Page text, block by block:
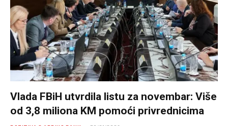
Vlada FBiH utvrdila listu za novembar: Više
od 3,8 miliona KM pomoći privrednicima